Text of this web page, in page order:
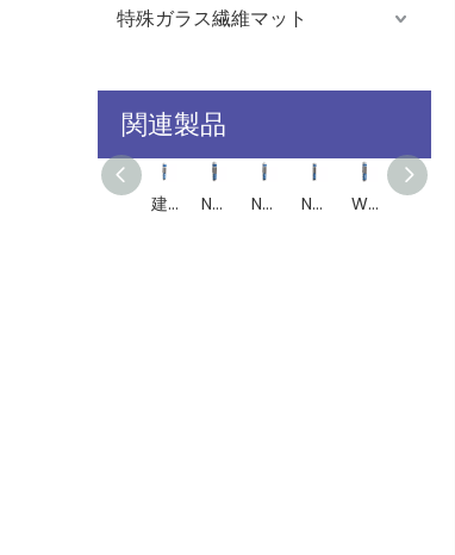
特殊ガラス繊維マット
関連製品
建設、装飾、インドスチルスルのための600°Fティーンシリコンシーラント NA100ハイグレード汎用ホームデコレーションのためのニュートラルシリコンシーラント NA790ハイグレード汎用ホームデコレーションのためのニュートラルシリコンシーラント NA500汎用家の装飾用のニュートラルシリコンシーラント WR49建築、装飾、産業用の高度に風化可能なシリコーンシーラント